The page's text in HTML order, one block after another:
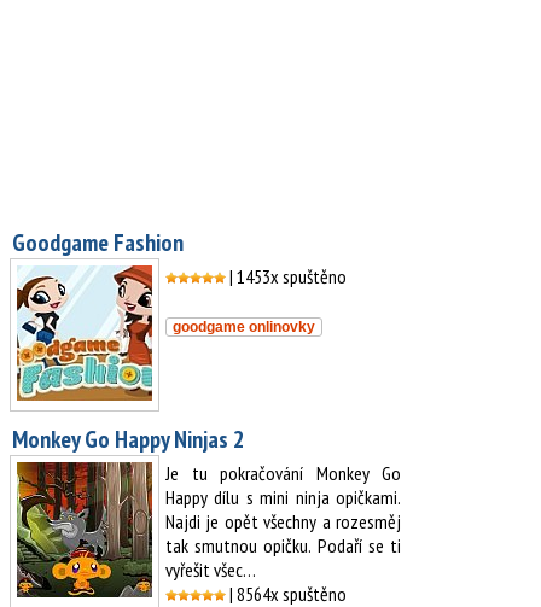
Goodgame Fashion
| 1453x spuštěno
goodgame onlinovky
Monkey Go Happy Ninjas 2
Je tu pokračování Monkey Go
Happy dílu s mini ninja opičkami.
Najdi je opět všechny a rozesměj
tak smutnou opičku. Podaří se ti
vyřešit všec…
| 8564x spuštěno